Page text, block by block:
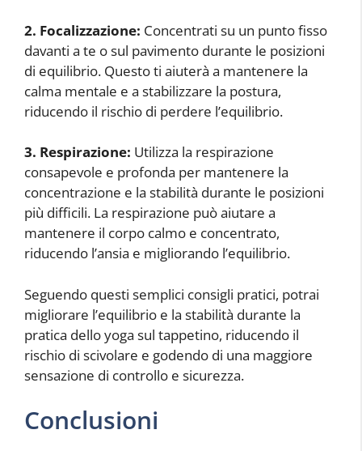
2. Focalizzazione: Concentrati su un punto fisso
davanti a te o sul pavimento durante le posizioni
di equilibrio. Questo ti aiuterà a mantenere la
calma mentale e a stabilizzare la postura,
riducendo il rischio di perdere l’equilibrio.
3. Respirazione: Utilizza la respirazione
consapevole e profonda per mantenere la
concentrazione e la stabilità durante le posizioni
più difficili. La respirazione può aiutare a
mantenere il corpo calmo e concentrato,
riducendo l’ansia e migliorando l’equilibrio.
Seguendo questi semplici consigli pratici, potrai
migliorare l’equilibrio e la stabilità durante la
pratica dello yoga sul tappetino, riducendo il
rischio di scivolare e godendo di una maggiore
sensazione di controllo e sicurezza.
Conclusioni